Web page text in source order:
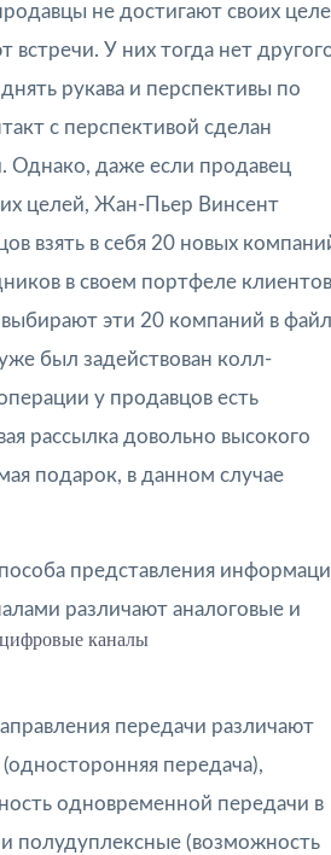
не достигают своих
встречи. У них тогда нет
рукава и перспективы по
с перспективой сделан
Однако, даже если продавец
целей, Жан-Пьер Винсент
взять в себя 20 новых
в своем портфеле клиентов
эти 20 компаний в
был задействован колл-
у продавцов есть
рассылка довольно высокого
подарок, в данном случае
представления
различают аналоговые и
цифровые каналы
передачи различают
передача),
одновременной передачи в
полудуплексные (возможность